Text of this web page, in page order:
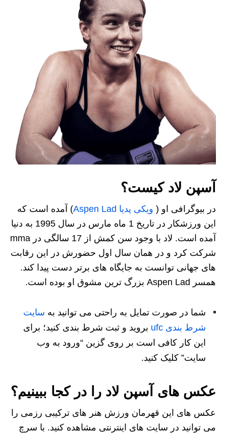
آسپن لاد کیست؟
در بیوگرافی او ( ویکی پدیا Aspen Lad
) آمده است که
این ورزشکار در تاریخ 1 ماه مارس در سال 1995 به دنیا
آمده است. لاد با وجود سن کمش از 17 سالگی در mma
شرکت کرد و در همان سال اول حضورش در این رقابت
های جهانی توانست به جایگاه های برتر دست پیدا کند.
همسر Aspen Lad بزرگ ترین مشوق او بوده است.
شما در صورت تمایل به راحتی می توانید به سایت
شرط بندی ufc
بروید و ثبت شرط بندی کنید؛ برای
این کار کافی است بر روی گزین “ورود به وب
سایت” کلیک کنید.
عکس های آسپن لاد را در کجا ببینیم؟
عکس های این قهرمان ورزش هنر های ترکیبی رزمی را
می توانید در سایت های اینترنتی مشاهده کنید. با سرچ